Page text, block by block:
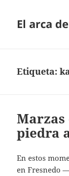
El arca
Etiqueta:
Marzas
piedra
En estos
en Fresnedo